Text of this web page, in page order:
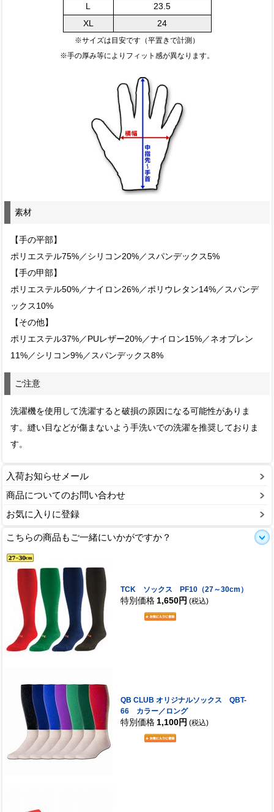
L
23.5
XL
24
※サイズは目安です（平置きで計測）
※手の厚み等によりフィット感が異なります。
素材
【手の平部】
ポリエステル75%／シリコン20%／スパンデックス5%
【手の甲部】
ポリエステル50%／ナイロン26%／ポリウレタン14%／スパンデ
ックス10%
【その他】
ポリエステル37%／PUレザー20%／ナイロン15%／ネオプレン
11%／シリコン9%／スパンデックス8%
ご注意
洗濯機を使用して洗濯すると破損の原因になる可能性がありま
す。縫い目などが傷まないよう手洗いでの洗濯を推奨しておりま
す。
入荷お知らせメール
商品についてのお問い合わせ
お気に入りに登録
こちらの商品もご一緒にいかがですか？
TCK ソックス PF10（27～30cm）
特別価格 1,650円 (税込)
QB CLUB オリジナルソックス QBT-
66 カラー／ロング
特別価格 1,100円 (税込)